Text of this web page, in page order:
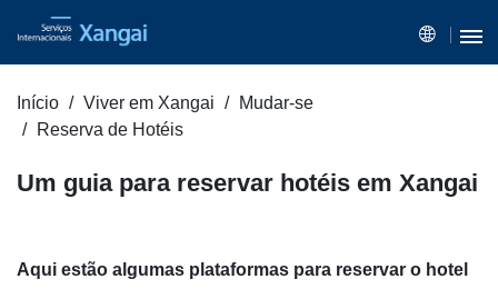
Início Viver em Xangai
Mudar-se
Reserva de Hotéis
Um guia para reservar hotéis em Xangai
Aqui estão algumas plataformas para reservar o hotel